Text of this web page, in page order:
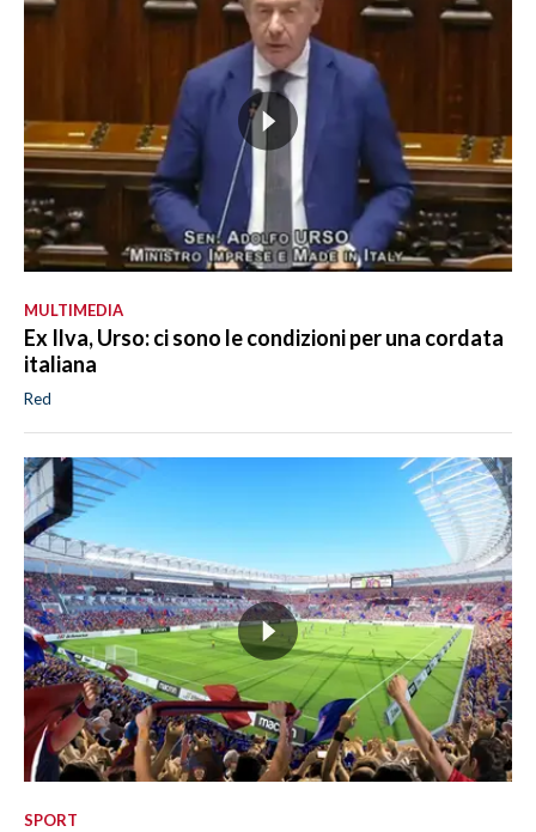
MULTIMEDIA
Ex Ilva, Urso: ci sono le condizioni per una cordata
italiana
Red
SPORT